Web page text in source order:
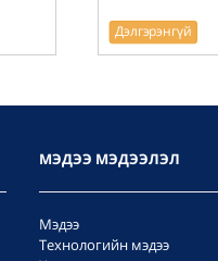
Дэлгэрэнгүй
МЭДЭЭ МЭДЭЭЛЭЛ
Мэдээ
Технологийн мэдээ